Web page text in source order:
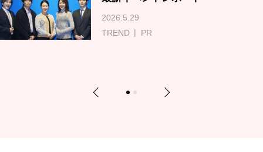
2026.5.29
TREND
PR
Previous 1 2 Next